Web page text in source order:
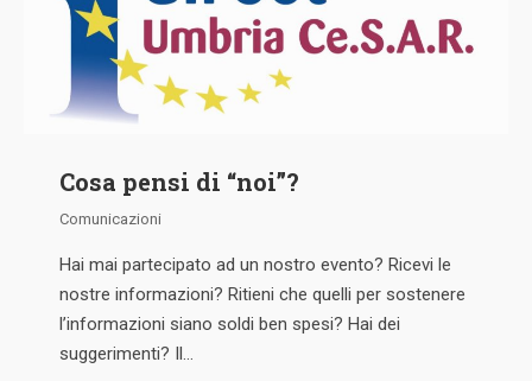
Cosa pensi di “noi”?
Comunicazioni
Hai mai partecipato ad un nostro evento? Ricevi le
nostre informazioni? Ritieni che quelli per sostenere
l’informazioni siano soldi ben spesi? Hai dei
suggerimenti? Il…